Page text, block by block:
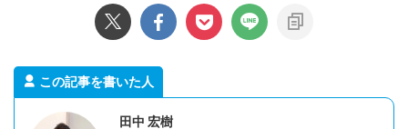
この記事を書いた人
田中 宏樹